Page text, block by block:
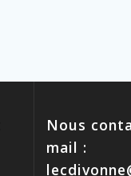
Nous
mail :